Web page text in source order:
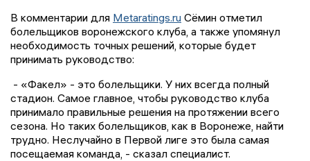
В комментарии для Metaratings.ru Сёмин отметил
болельщиков воронежского клуба, а также упомянул
необходимость точных решений, которые будет
принимать руководство:
- «Факел» - это болельщики. У них всегда полный
стадион. Самое главное, чтобы руководство клуба
принимало правильные решения на протяжении всего
сезона. Но таких болельщиков, как в Воронеже, найти
трудно. Неслучайно в Первой лиге это была самая
посещаемая команда, - сказал специалист.